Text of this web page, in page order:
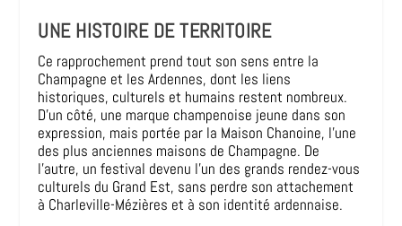
UNE HISTOIRE DE TERRITOIRE
Ce rapprochement prend tout son sens entre la
Champagne et les Ardennes, dont les liens
historiques, culturels et humains restent nombreux.
D’un côté, une marque champenoise jeune dans son
expression, mais portée par la Maison Chanoine, l’une
des plus anciennes maisons de Champagne. De
l’autre, un festival devenu l’un des grands rendez-vous
culturels du Grand Est, sans perdre son attachement
à Charleville-Mézières et à son identité ardennaise.